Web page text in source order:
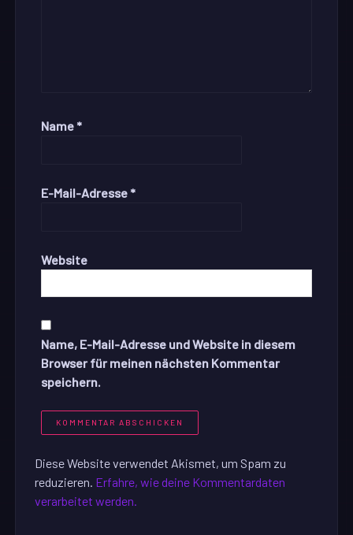
Name *
E-Mail-Adresse *
Website
Name, E-Mail-Adresse und Website in diesem
Browser für meinen nächsten Kommentar
speichern.
Diese Website verwendet Akismet, um Spam zu
reduzieren. Erfahre, wie deine Kommentardaten
verarbeitet werden.